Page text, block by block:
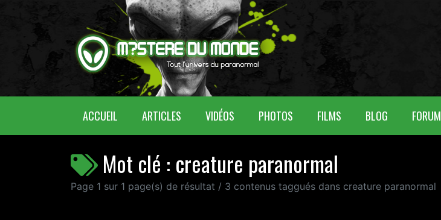
ACCUEIL (CURRENT)ARTICLES VIDÉOS PHOTOS FILMS BLOG FORUM
Mot clé : creature paranormal
Page 1 sur 1 page(s) de résultat / 3 contenus taggués dans creature paranormal